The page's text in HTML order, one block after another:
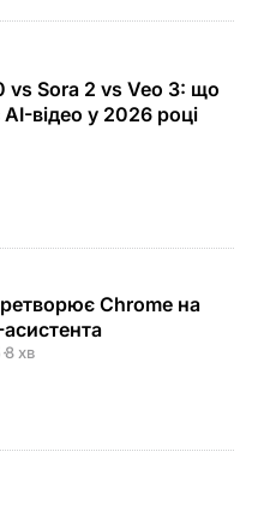
vs Sora 2 vs Veo 3: що
AI-відео у 2026 році
Chrome на
·8 хв